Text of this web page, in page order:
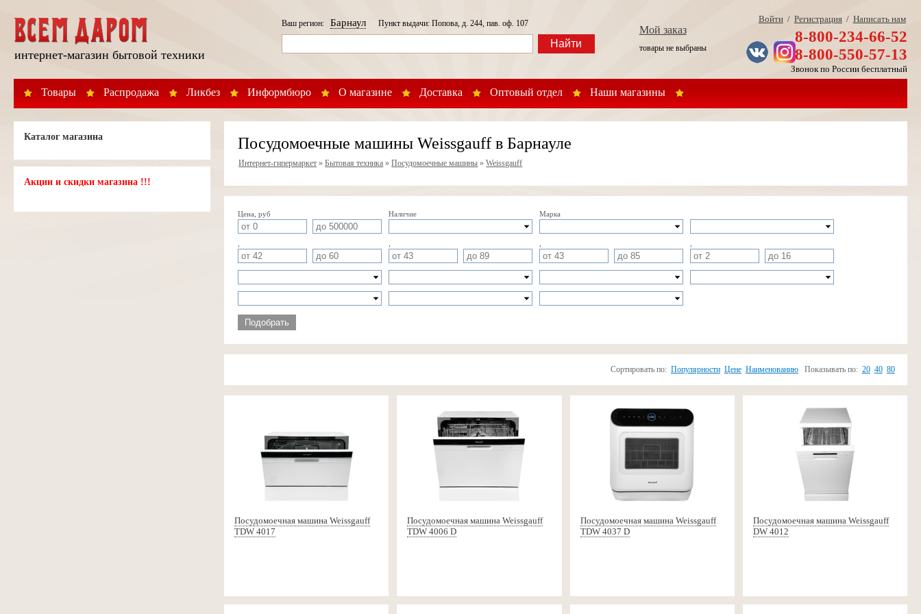
интернет-магазин бытовой техники
Товары Распродажа Ликбез Информбюро О магазине Доставка Оптовый отдел Наши магазины
Ваш регион:Барнаул Пункт выдачи: Попова, д. 244, пав. оф. 107
Найти
Мой заказ
товары не выбраны
Войти/ Регистрация/ Написать нам
8-800-234-66-52
8-800-550-57-13
Звонок по России бесплатный
Каталог магазина
Акции и скидки магазина !!!
Посудомоечные машины Weissgauff в Барнауле
Интернет-гипермаркет »Бытовая техника »Посудомоечные машины »Weissgauff
Цена, руб Наличие Марка
Подобрать
Сортировать по: Популярности Цене Наименованию Показывать по: 20 40 80
Посудомоечная машина Weissgauff
TDW 4017
Посудомоечная машина Weissgauff
TDW 4006 D
Посудомоечная машина Weissgauff
TDW 4037 D
Посудомоечная машина Weissgauff
DW 4012